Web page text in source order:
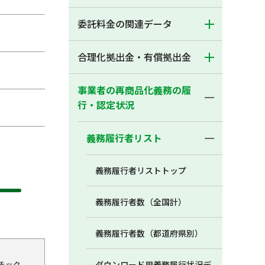
委託料金の関連データ
合理化拠出金・有償拠出金
事業者の再商品化義務の履
行・認定状況
義務履行者リスト
義務履行者リストトップ
義務履行者数（全国計）
義務履行者数（都道府県別）